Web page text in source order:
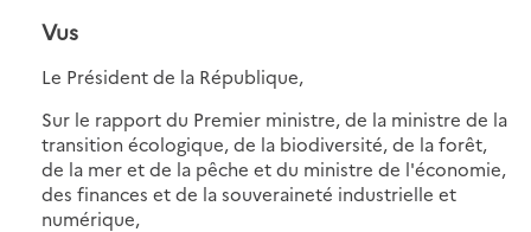
Vus
Le Président de la République,
Sur le rapport du Premier ministre, de la ministre de la
transition écologique, de la biodiversité, de la forêt,
de la mer et de la pêche et du ministre de l'économie,
des finances et de la souveraineté industrielle et
numérique,